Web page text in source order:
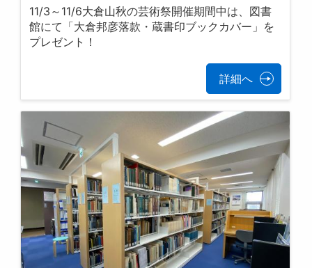
11/3～11/6大倉山秋の芸術祭開催期間中は、図書
館にて「大倉邦彦落款・蔵書印ブックカバー」を
プレゼント！
詳細へ